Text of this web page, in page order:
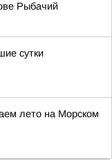
Рыбачий
сутки
лето на Морском